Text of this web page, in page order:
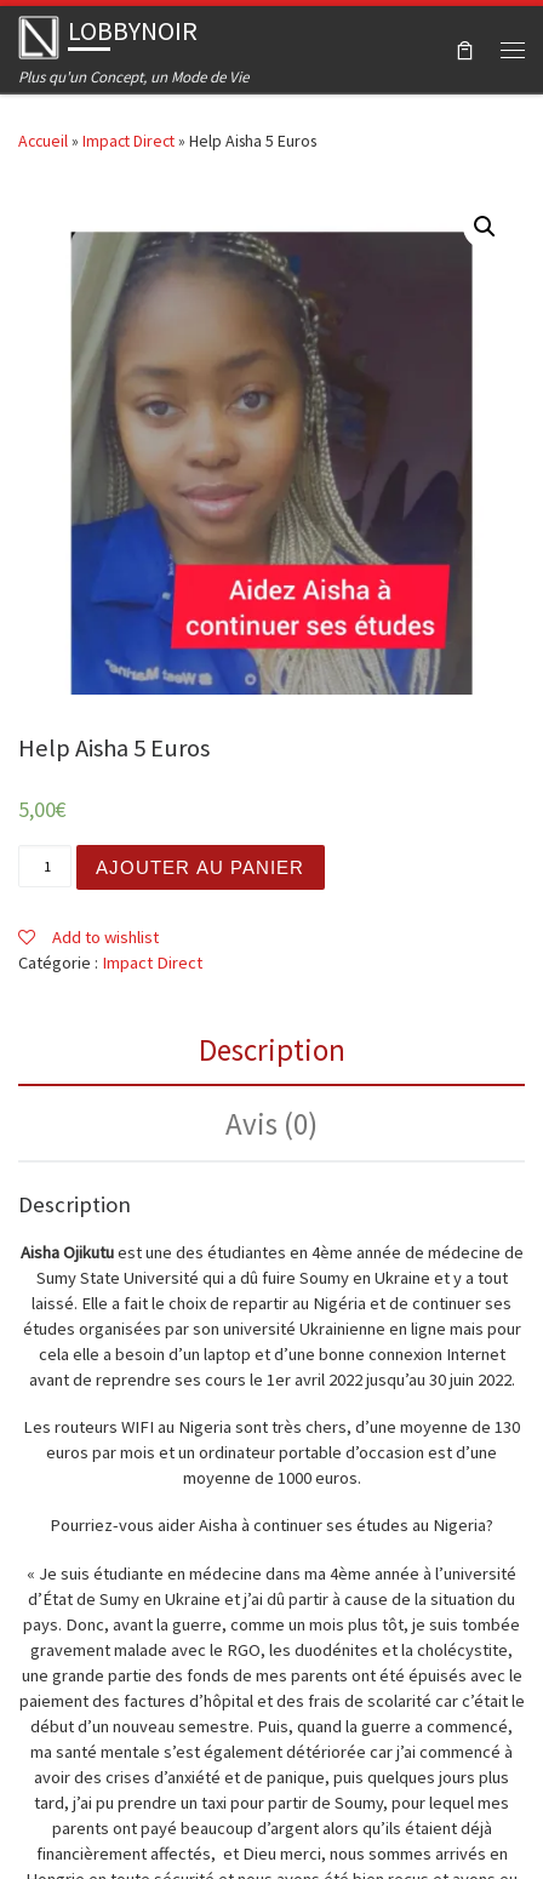
Skip to content
LOBBYNOIR
Plus qu'un Concept, un Mode de Vie
Accueil » Impact Direct» Help Aisha 5 Euros
Help Aisha 5 Euros
5,00€
AJOUTER AU PANIER
Add to wishlist
Catégorie : Impact Direct
Description
Avis (0)
Description
Aisha Ojikutuest une des étudiantes en 4ème année de médecine de
Sumy State Université qui a dû fuire Soumy en Ukraine et y a tout
laissé. Elle a fait le choix de repartir au Nigéria et de continuer ses
études organisées par son université Ukrainienne en ligne mais pour
cela elle a besoin d’un laptop et d’une bonne connexion Internet
avant de reprendre ses cours le 1er avril 2022 jusqu’au 30 juin 2022.
Les routeurs WIFI au Nigeria sont très chers, d’une moyenne de 130
euros par mois et un ordinateur portable d’occasion est d’une
moyenne de 1000 euros.
Pourriez-vous aider Aisha à continuer ses études au Nigeria?
« Je suis étudiante en médecine dans ma 4ème année à l’université
d’État de Sumy en Ukraine et j’ai dû partir à cause de la situation du
pays. Donc, avant la guerre, comme un mois plus tôt, je suis tombée
gravement malade avec le RGO, les duodénites et la cholécystite,
une grande partie des fonds de mes parents ont été épuisés avec le
paiement des factures d’hôpital et des frais de scolarité car c’était le
début d’un nouveau semestre. Puis, quand la guerre a commencé,
ma santé mentale s’est également détériorée car j’ai commencé à
avoir des crises d’anxiété et de panique, puis quelques jours plus
tard, j’ai pu prendre un taxi pour partir de Soumy, pour lequel mes
parents ont payé beaucoup d’argent alors qu’ils étaient déjà
financièrement affectés, et Dieu merci, nous sommes arrivés en